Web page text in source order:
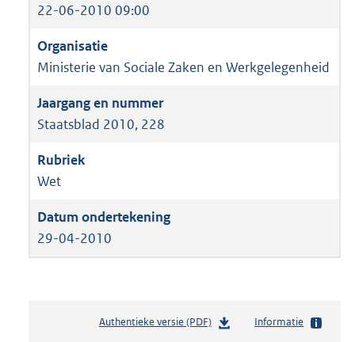
22-06-2010 09:00
Ministerie van Sociale Zaken en Werkgelegenheid
Staatsblad 2010, 228
Wet
29-04-2010
Authentieke versie (PDF)b
Informatie